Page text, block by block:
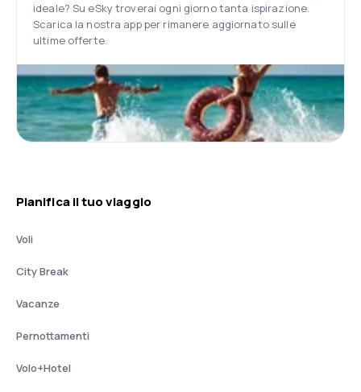
ideale? Su eSky troverai ogni giorno tanta ispirazione.
Scarica la nostra app per rimanere aggiornato sulle
ultime offerte.
Pianifica il tuo viaggio
Voli
City Break
Vacanze
Pernottamenti
Volo+Hotel